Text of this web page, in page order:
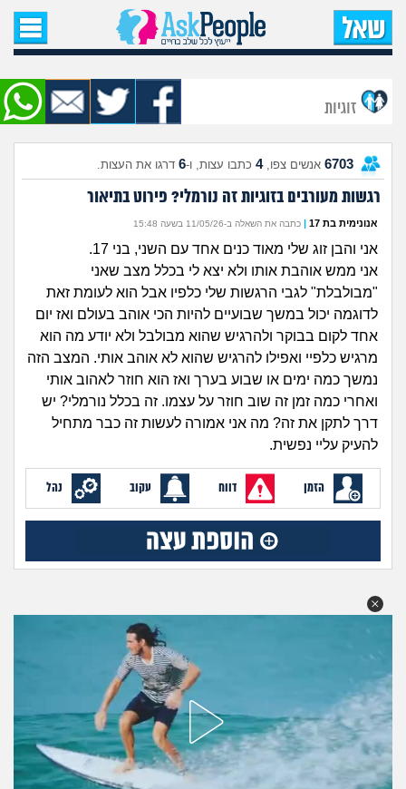
עמוד הבית
שאל שאלה
שאלות חדשות
שאלות שעוררו עניין
עצות חדשות
מה קורה כאן?
מתחם הטיפים
מדורים
זוגיות
הורות ומשפחה
מתבגרים
לימודים וסטודנטים
עבודה וקריירה
חברים ואנשים
בית, שכנים ושותפים
חיפוש שאלות
זוגיות
6703 אנשים צפו,4 כתבו עצות, ו-6 דרגו את העצות.
רגשות מעורבים בזוגיות זה נורמלי? פירוט בתיאור
אנונימית בת 17 | כתבה את השאלה ב-11/05/26 בשעה 15:48
אני והבן זוג שלי מאוד כנים אחד עם השני, בני 17.
אני ממש אוהבת אותו ולא יצא לי בכלל מצב שאני
"מבולבלת" לגבי הרגשות שלי כלפיו אבל הוא לעומת זאת
לדוגמה יכול במשך שבועיים להיות הכי אוהב בעולם ואז יום
אחד לקום בבוקר ולהרגיש שהוא מבולבל ולא יודע מה הוא
מרגיש כלפיי ואפילו להרגיש שהוא לא אוהב אותי. המצב הזה
נמשך כמה ימים או שבוע בערך ואז הוא חוזר לאהוב אותי
ואחרי כמה זמן זה שוב חוזר על עצמו. זה בכלל נורמלי? יש
דרך לתקן את זה? מה אני אמורה לעשות זה כבר מתחיל
להעיק עליי נפשית.
הזמן דווח עקוב נהל